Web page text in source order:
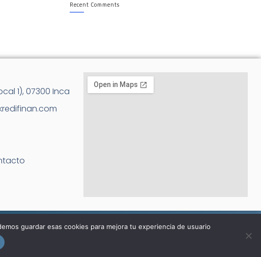
Recent Comments
1), 07300 Inca
guardar esas cookies para mejora tu experiencia de usuario